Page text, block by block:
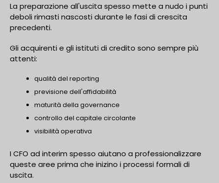
La preparazione all'uscita spesso mette a nudo i punti
deboli rimasti nascosti durante le fasi di crescita
precedenti.
Gli acquirenti e gli istituti di credito sono sempre più
attenti:
qualità del reporting
previsione dell'affidabilità
maturità della governance
controllo del capitale circolante
visibilità operativa
I CFO ad interim spesso aiutano a professionalizzare
queste aree prima che inizino i processi formali di
uscita.